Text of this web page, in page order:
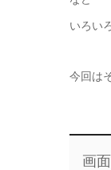
いろい
今回は
画